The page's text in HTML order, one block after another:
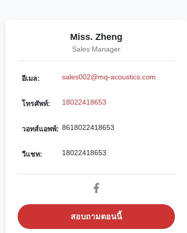
Miss. Zheng
Sales Manager
อีเมล: sales002@mq-acoustics.com
โทรศัพท์: 18022418653
วอทส์แอพพ์: 8618022418653
วีแชท: 18022418653
สอบถามตอนนี้